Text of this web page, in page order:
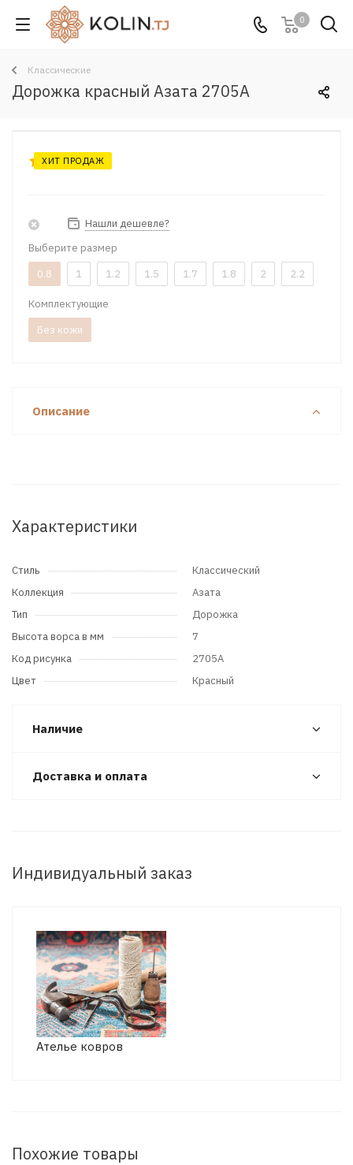
0
Классические
Дорожка красный Азата 2705A
ХИТ ПРОДАЖ
Нашли дешевле?
Выберите размер
0.8
1 1.2 1.5 1.7 1.8 2 2.2
Комплектующие
Без кожи
Описание
Характеристики
Стиль
Классический
Коллекция
Азата
Тип
Дорожка
Высота ворса в мм
7
Код рисунка
2705A
Цвет
Красный
Наличие
Доставка и оплата
Индивидуальный заказ
Ателье ковров
Похожие товары